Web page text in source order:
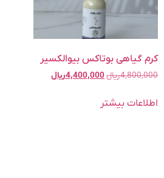
کرم گیاهی بوتاکس بیوالکسیر
4,800,000ریال4,400,000ریال
اطلاعات بیشتر